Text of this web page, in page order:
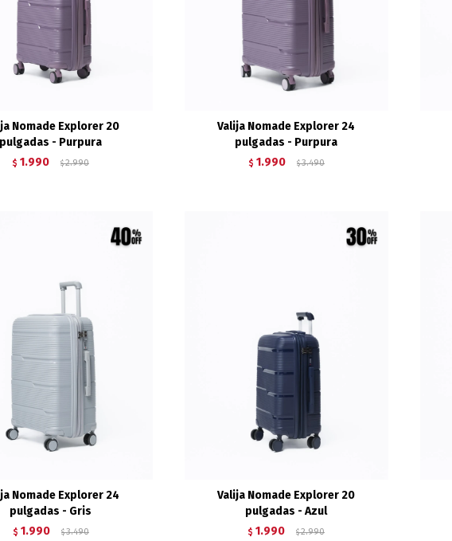
Nomade Explorer 20
pulgadas - Purpura
$ 1.990 $ 2.990
Valija Nomade Explorer 24
pulgadas - Purpura
$ 1.990 $ 3.490
Nomade Explorer 24
pulgadas - Gris
$ 1.990 $ 3.490
Valija Nomade Explorer 20
pulgadas - Azul
$ 1.990 $ 2.990